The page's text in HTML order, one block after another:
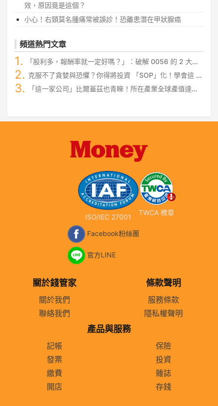
效，原因竟是這個？
小心！右頸莫名腫痛常被誤診！恐離患潛在甲狀腺癌
頻道熱門文章
「股利多，報酬率就一定好嗎？」：破解 0056 的 2 大迷
思，讓你存股更安心！
克服不了貪婪與恐懼？你得將投資 「SOP」化！學會這 4
步驟，飆股才能穩穩抱住...
「這一家公司」比爾蓋茲也青睞！所在產業全球產值達
ISO/IEC 27001
TWCA 標章
Facebook粉絲團
官方LINE
關於錢管家
關於我們
聯絡我們
條款聲明
服務條款
隱私權聲明
產品與服務
記帳
發票
繳費
開店
保險
投資
雜誌
存錢